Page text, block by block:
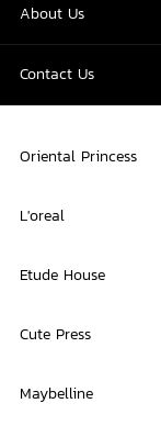
About Us
Contact Us
Oriental Princess
L'oreal
Etude House
Cute Press
Maybelline